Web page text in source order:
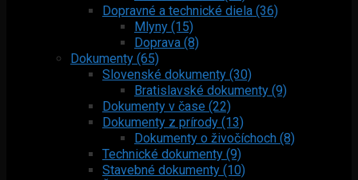
Dopravné a technické diela (36)
Mlyny (15)
Doprava (8)
Dokumenty (65)
Slovenské dokumenty (30)
Bratislavské dokumenty (9)
Dokumenty v čase (22)
Dokumenty z prírody (13)
Dokumenty o živočíchoch (8)
Technické dokumenty (9)
Stavebné dokumenty (10)